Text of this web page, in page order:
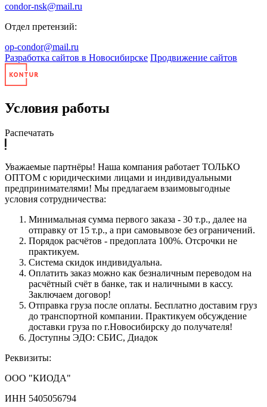
condor-nsk@mail.ru
Отдел претензий:
op-condor@mail.ru
Разработка сайтов в Новосибирске Продвижение сайтов
Условия работы
Распечатать
Уважаемые партнёры! Наша компания работает ТОЛЬКО
ОПТОМ с юридическими лицами и индивидуальными
предпринимателями! Мы предлагаем взаимовыгодные
условия сотрудничества:
Минимальная сумма первого заказа - 30 т.р., далее на
отправку от 15 т.р., а при самовывозе без ограничений.
Порядок расчётов - предоплата 100%. Отсрочки не
практикуем.
Система скидок индивидуальна.
Оплатить заказ можно как безналичным переводом на
расчётный счёт в банке, так и наличными в кассу.
Заключаем договор!
Отправка груза после оплаты. Бесплатно доставим груз
до транспортной компании. Практикуем обсуждение
доставки груза по г.Новосибирску до получателя!
Доступны ЭДО: СБИС, Диадок
Реквизиты:
ООО "КИОДА"
ИНН 5405056794